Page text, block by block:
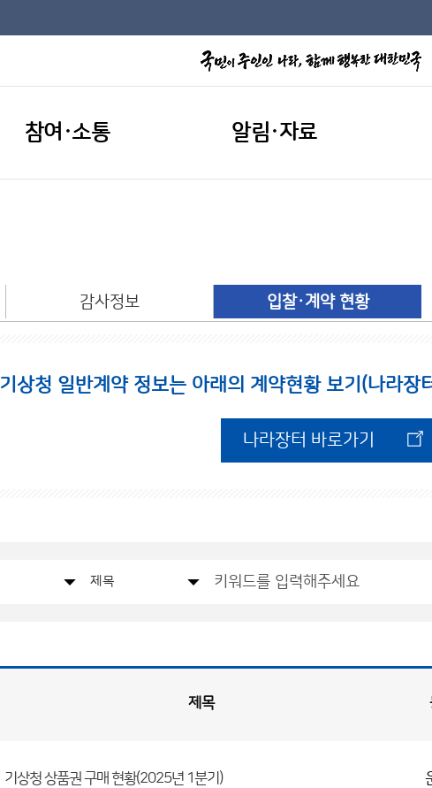
참여·소통 알림·자료
감사정보 입찰·계약 현황
기상청 일반계약 정보는 아래의 계약현황 보기(나라장
나라장터 바로가기
제목
기상청 상품권 구매 현황(2025년 1분기)